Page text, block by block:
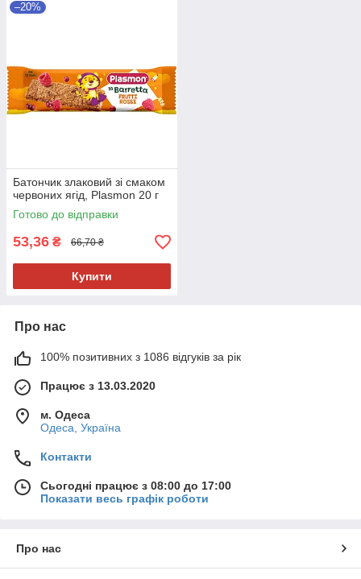
–20%
Батончик злаковий зі смаком
червоних ягід, Plasmon 20 г
Готово до відправки
53,36 ₴ 66,70 ₴
Купити
Про нас
100% позитивних з 1086 відгуків за рік
Працює з 13.03.2020
м. Одеса
Одеса, Україна
Контакти
Сьогодні працює з 08:00 до 17:00
Показати весь графік роботи
Про нас